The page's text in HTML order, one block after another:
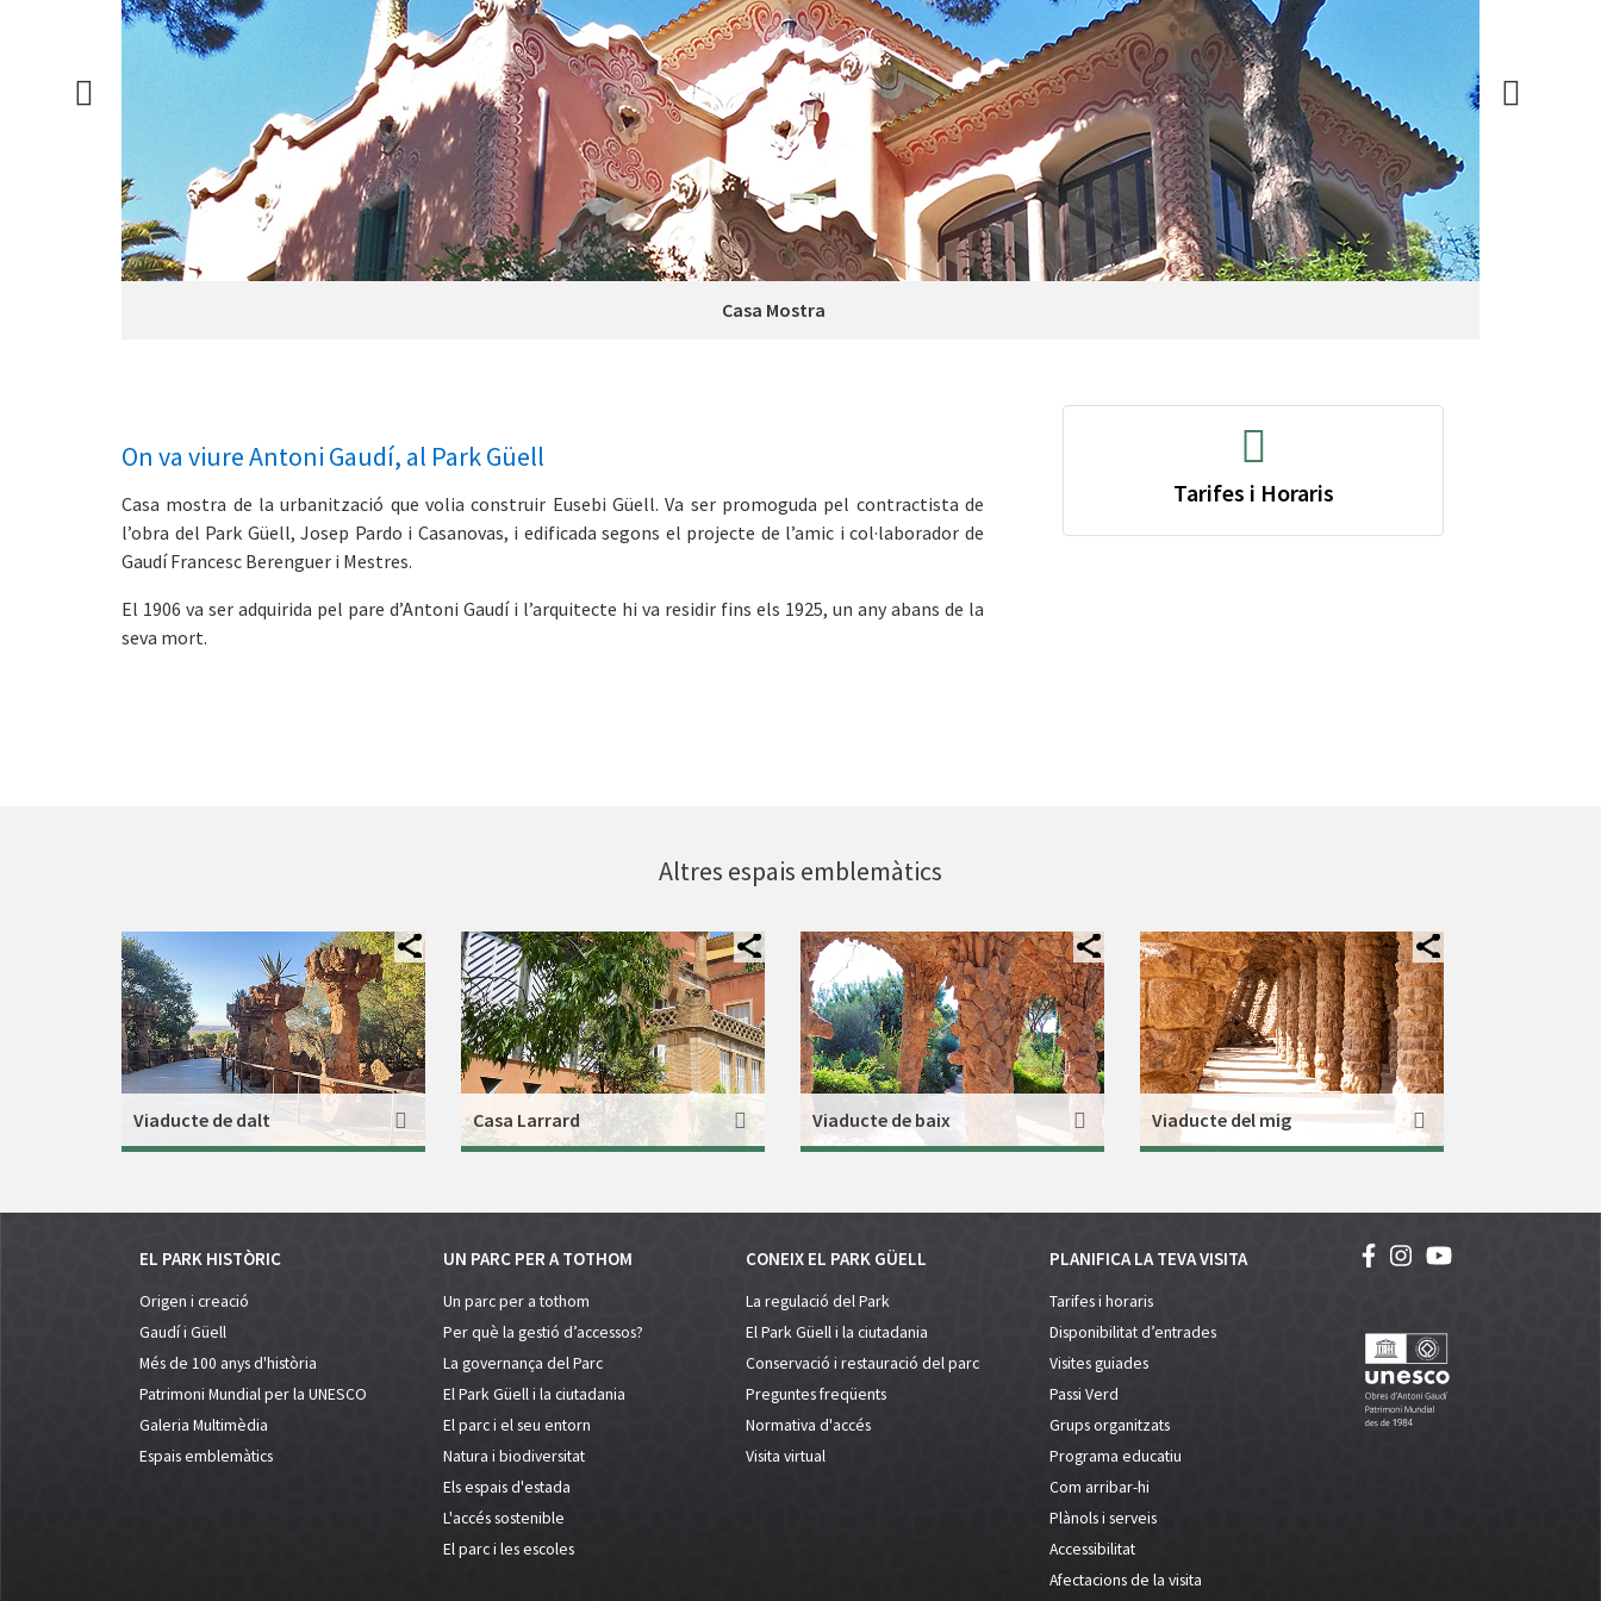
Casa Mostra
On va viure Antoni Gaudí, al Park Güell
Casa mostra de la urbanització que volia construir Eusebi Güell. Va ser promoguda pel contractista de
l’obra del Park Güell, Josep Pardo i Casanovas, i edificada segons el projecte de l’amic i col·laborador de
Gaudí Francesc Berenguer i Mestres.
El 1906 va ser adquirida pel pare d’Antoni Gaudí i l’arquitecte hi va residir fins els 1925, un any abans de la
seva mort.
Tarifes i Horaris
Altres espais emblemàtics
Viaducte de dalt Casa Larrard Viaducte de baix Viaducte del mig
EL PARK HISTÒRIC
Origen i creació
Gaudí i Güell
Més de 100 anys d'història
Patrimoni Mundial per la UNESCO
Galeria Multimèdia
Espais emblemàtics
UN PARC PER A TOTHOM
Un parc per a tothom
Per què la gestió d’accessos?
La governança del Parc
El Park Güell i la ciutadania
El parc i el seu entorn
Natura i biodiversitat
Els espais d'estada
L'accés sostenible
El parc i les escoles
CONEIX EL PARK GÜELL
La regulació del Park
El Park Güell i la ciutadania
Conservació i restauració del parc
Preguntes freqüents
Normativa d'accés
Visita virtual
PLANIFICA LA TEVA VISITA
Tarifes i horaris
Disponibilitat d’entrades
Visites guiades
Passi Verd
Grups organitzats
Programa educatiu
Com arribar-hi
Plànols i serveis
Accessibilitat
Afectacions de la visita